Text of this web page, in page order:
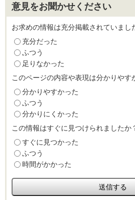
意見をお聞かせください
お求めの情報は充分掲載されていまし
充分だった
ふつう
足りなかった
このページの内容や表現は分かりやす
分かりやすかった
ふつう
分かりにくかった
この情報はすぐに見つけられましたか
すぐに見つかった
ふつう
時間がかかった